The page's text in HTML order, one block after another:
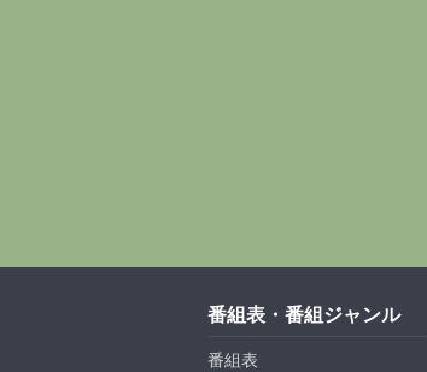
番組表・番組ジャンル
番組表